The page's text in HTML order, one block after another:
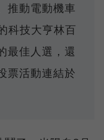
推動電動機車
科技大亨林百
佳人選，還
票活動連結於